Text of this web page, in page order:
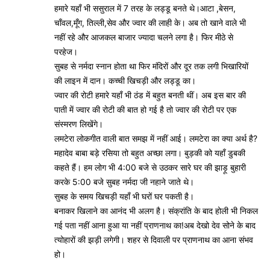
हमारे यहाँ भी ससुराल में 7 तरह के लड्डू बनते थे।आटा ,बेसन,
चाँवल,मूँग, तिल्ली,सेव और ज्वार की लाही के। अब तो खाने वाले भी
नहीं रहे और आजकल बाजार ज्यादा चलने लगा है। फिर मीठे से
परहेज।
सुबह से नर्मदा स्नान होता था फिर मंदिरों और दूर तक लगी भिखारियों
की लाइन में दान। कच्ची खिचड़ी और लड्डू का।
ज्वार की रोटी हमारे यहाँ भी ठंड में बहुत बनती थीं। अब इस बार की
पाती में ज्वार की रोटी की बात हो गई है तो ज्वार की रोटी पर एक
संस्मरण लिखेंगे।
लमटेरा लोकगीत वाली बात समझ में नहीं आई। लमटेरा का क्या अर्थ है?
महादेव बाबा बड़े रसिया तो बहुत अच्छा लगा। बुड़की को यहाँ डुबकी
कहते हैं। हम लोग भी 4:00 बजे से उठकर सारे घर की झाड़ू बुहारी
करके 5:00 बजे सुबह नर्मदा जी नहाने जाते थे।
सुबह के समय खिचड़ी यहाँ भी घरों घर पकती है।
बनाकर खिलाने का आनंद भी अलग है। संक्रांति के बाद होली भी निकल
गई पता नहीं आना हुआ या नहीं प्राणनाथ का!अब देखो देव सोने के बाद
त्योहारों की झड़ी लगेगी। शहर से दिवाली पर प्राणनाथ का आना संभव
हो।